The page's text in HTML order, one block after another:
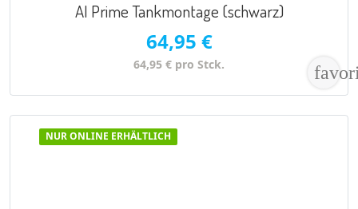
AI Prime Tankmontage (schwarz)
64,95 €
64,95 € pro Stck.
NUR ONLINE ERHÄLTLICH